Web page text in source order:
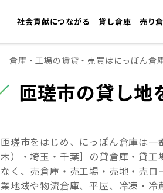
社会貢献につながる 貸し倉庫 売り
倉庫・工場の賃貸・売買はにっぽん倉
匝瑳市の貸し地
匝瑳市をはじめ、にっぽん倉庫は
木）・埼玉・千葉］の貸倉庫・貸
なく、売倉庫・売工場・売地・売
業地域や物流倉庫、平屋、冷凍・